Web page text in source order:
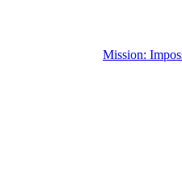
Mission: